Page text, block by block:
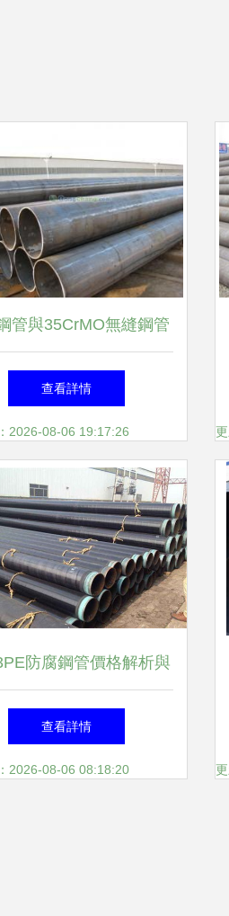
管與35CrMO無縫鋼管
、特性與應用全解析
查看詳情
2026-08-06 19:17:26
的
防腐鋼管價格解析與
市場趨勢
查看詳情
2026-08-06 08:18:20